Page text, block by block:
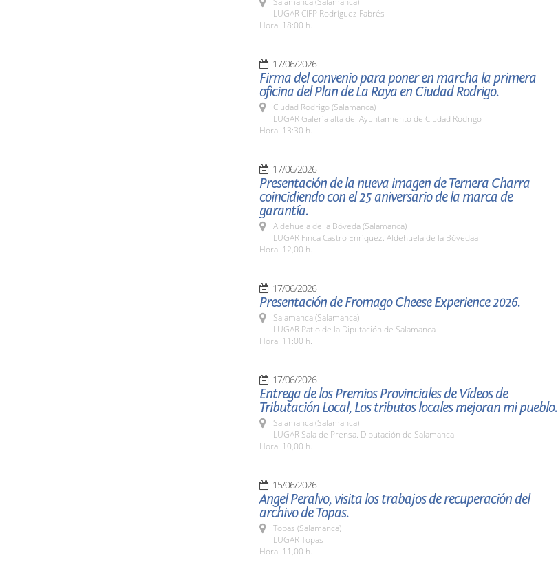
LUGAR CIFP Rodríguez Fabrés
Hora: 18:00 h.
17/06/2026
Firma del convenio para poner en marcha la primera
oficina del Plan de La Raya en Ciudad Rodrigo.
Ciudad Rodrigo (Salamanca)
LUGAR Galería alta del Ayuntamiento de Ciudad Rodrigo
Hora: 13:30 h.
17/06/2026
Presentación de la nueva imagen de Ternera Charra
coincidiendo con el 25 aniversario de la marca de
garantía.
Aldehuela de la Bóveda (Salamanca)
LUGAR Finca Castro Enríquez. Aldehuela de la Bóvedaa
Hora: 12,00 h.
17/06/2026
Presentación de Fromago Cheese Experience 2026.
Salamanca (Salamanca)
LUGAR Patio de la Diputación de Salamanca
Hora: 11:00 h.
17/06/2026
Entrega de los Premios Provinciales de Vídeos de
Tributación Local, Los tributos locales mejoran mi pueblo.
Salamanca (Salamanca)
LUGAR Sala de Prensa. Diputación de Salamanca
Hora: 10,00 h.
15/06/2026
Ángel Peralvo, visita los trabajos de recuperación del
archivo de Topas.
Topas (Salamanca)
LUGAR Topas
Hora: 11,00 h.